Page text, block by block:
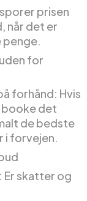
sporer prisen
når det er
penge.
for
forhånd: Hvis
booke det
de bedste
i forvejen.
Er skatter og